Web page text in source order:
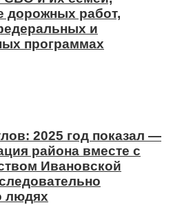
дорожных работ,
и
программах
2025 год показал —
района вместе с
Ивановской
людях